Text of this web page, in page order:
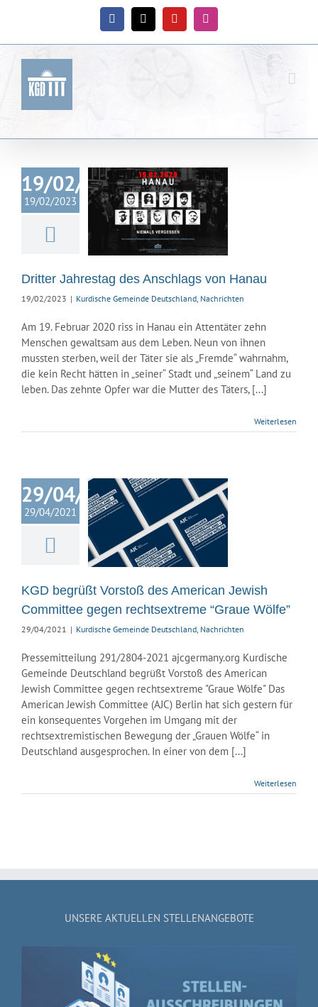
Facebook
X YouTubeInstagram
19/02/2023
19/02/2023
Jahrestag
von
Dritter Jahrestag des Anschlags von Hanau
19/02/2023 | Kurdische Gemeinde Deutschland, Nachrichten
Am 19. Februar 2020 riss in Hanau ein Attentäter zehn
Menschen gewaltsam aus dem Leben. Neun von ihnen
mussten sterben, weil der Täter sie als „Fremde“ wahrnahm,
die kein Recht hätten in „seiner“ Stadt und „seinem“ Land zu
leben. Das zehnte Opfer war die Mutter des Täters, [...]
Weiterlesen
29/04/2021
29/04/2021
begrüßt
des
Jewish
gegen
Gemeinde
Nachrichten
KGD begrüßt Vorstoß des American Jewish
Committee gegen rechtsextreme “Graue Wölfe”
29/04/2021 | Kurdische Gemeinde Deutschland Nachrichten
Pressemitteilung 291/2804-2021 ajcgermany.org Kurdische
Gemeinde Deutschland begrüßt Vorstoß des American
Jewish Committee gegen rechtsextreme "Graue Wölfe" Das
American Jewish Committee (AJC) Berlin hat sich gestern für
ein konsequentes Vorgehen im Umgang mit der
rechtsextremistischen Bewegung der „Grauen Wölfe“ in
Deutschland ausgesprochen. In einer von dem [...]
Weiterlesen
UNSERE AKTUELLEN STELLENANGEBOTE